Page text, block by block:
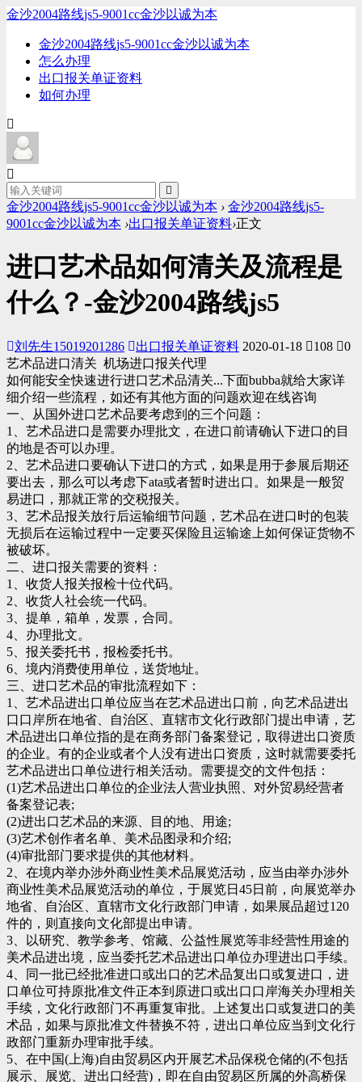
金沙2004路线js5-9001cc金沙以诚为本
金沙2004路线js5-9001cc金沙以诚为本
怎么办理
出口报关单证资料
如何办理
金沙2004路线js5-9001cc金沙以诚为本 › 金沙2004路线js5-
9001cc金沙以诚为本 ›出口报关单证资料›正文
进口艺术品如何清关及流程是
什么？-金沙2004路线js5
刘先生15019201286 出口报关单证资料 2020-01-18 108
0
艺术品进口清关 机场进口报关代理
如何能安全快速进行进口艺术品清关...下面bubba就给大家详
细介绍一些流程，如还有其他方面的问题欢迎在线咨询
一、从国外进口艺术品要考虑到的三个问题：
1、艺术品进口是需要办理批文，在进口前请确认下进口的目
的地是否可以办理。
2、艺术品进口要确认下进口的方式，如果是用于参展后期还
要出去，那么可以考虑下ata或者暂时进出口。如果是一般贸
易进口，那就正常的交税报关。
3、艺术品报关放行后运输细节问题，艺术品在进口时的包装
无损后在运输过程中一定要买保险且运输途上如何保证货物不
被破坏。
二、进口报关需要的资料：
1、收货人报关报检十位代码。
2、收货人社会统一代码。
3、提单，箱单，发票，合同。
4、办理批文。
5、报关委托书，报检委托书。
6、境内消费使用单位，送货地址。
三、进口艺术品的审批流程如下：
1、艺术品进出口单位应当在艺术品进出口前，向艺术品进出
口口岸所在地省、自治区、直辖市文化行政部门提出申请，艺
术品进出口单位指的是在商务部门备案登记，取得进出口资质
的企业。有的企业或者个人没有进出口资质，这时就需要委托
艺术品进出口单位进行相关活动。需要提交的文件包括：
(1)艺术品进出口单位的企业法人营业执照、对外贸易经营者
备案登记表;
(2)进出口艺术品的来源、目的地、用途;
(3)艺术创作者名单、美术品图录和介绍;
(4)审批部门要求提供的其他材料。
2、在境内举办涉外商业性美术品展览活动，应当由举办涉外
商业性美术品展览活动的单位，于展览日45日前，向展览举办
地省、自治区、直辖市文化行政部门申请，如果展品超过120
件的，则直接向文化部提出申请。
3、以研究、教学参考、馆藏、公益性展览等非经营性用途的
美术品进出境，应当委托艺术品进出口单位办理进出口手续。
4、同一批已经批准进口或出口的艺术品复出口或复进口，进
口单位可持原批准文件正本到原进口或出口口岸海关办理相关
手续，文化行政部门不再重复审批。上述复出口或复进口的美
术品，如果与原批准文件替换不符，进出口单位应当到文化行
政部门重新办理审批手续。
5、在中国(上海)自由贸易区内开展艺术品保税仓储的(不包括
展示、展览、进出口经营)，即在自由贸易区所属的外高桥保